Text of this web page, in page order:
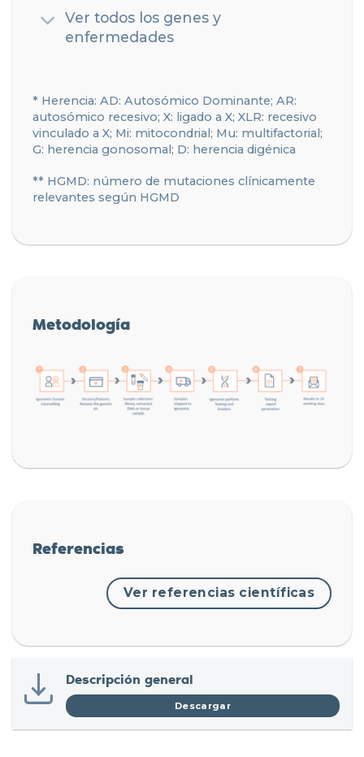
Ver todos los genes y
enfermedades
* Herencia: AD: Autosómico Dominante; AR:
autosómico recesivo; X: ligado a X; XLR: recesivo
vinculado a X; Mi: mitocondrial; Mu: multifactorial;
G: herencia gonosomal; D: herencia digénica
** HGMD: número de mutaciones clínicamente
relevantes según HGMD
Metodología
Referencias
Ver referencias científicas
Descripción general
Descargar